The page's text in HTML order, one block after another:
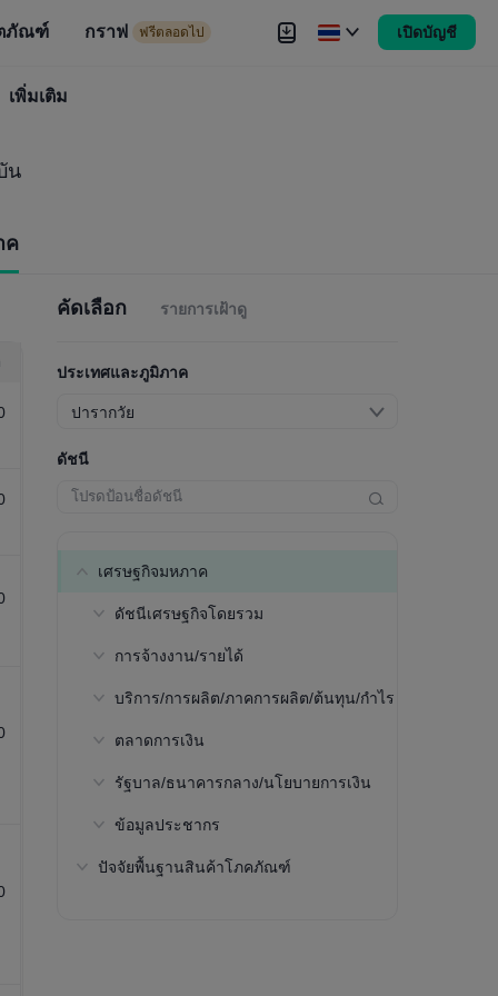
ภัณฑ์ กราฟ ฟรีตลอดไป
ขัน
เปิดบัญชี
ไป
เพิ่มเติม
น
ค
คัดเลือก รายการเฝ้าดู
ประเทศและภูมิภาค
ปารากวัย
ดัชนี
เศรษฐกิจมหภาค
ดัชนีเศรษฐกิจโดยรวม
ผลิตภัณฑ์มวลรวมภายใน
จริง(NSA, USD, การคาดการณ์ของ
ผลิตภัณฑ์มวลรวมภายใน
ประเทศ(GDP)ตามมูลค่าที่แท้
จริง(PPP, การคาดการณ์ของ IMF)
ผลิตภัณฑ์มวลรวมภายใน
การจ้างงาน/รายได้
อัตราการมีส่วนร่วมในกำลังแรงงาน-
องค์การแรงงานระหว่างประเทศ)
อัตราการมีส่วนร่วมในกำลังแรงงาน-
องค์การแรงงานระหว่างประเทศ)
อัตราการมีส่วนร่วมในกำลังแรงงาน-
บริการ/การผลิต/ภาคการผลิต/ต้นทุน/กำไร
ผลผลิตจริงต่อชั่วโมง(ดอลลาร์
ตลาดการเงิน
สถานะการลงทุนระหว่างประเทศสุทธิ
รัฐบาล/ธนาคารกลาง/นโยบายการเงิน
อัตราดอกเบี้ยอ้างอิง
ข้อมูลประชากร
การช่วยเหลือผู้สูงอายุ
ปัจจัยพื้นฐานสินค้าโภคภัณฑ์